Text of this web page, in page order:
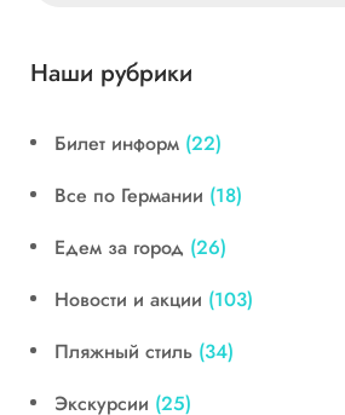
Наши рубрики
Билет информ (22)
Все по Германии (18)
Едем за город (26)
Новости и акции (103)
Пляжный стиль (34)
Экскурсии (25)